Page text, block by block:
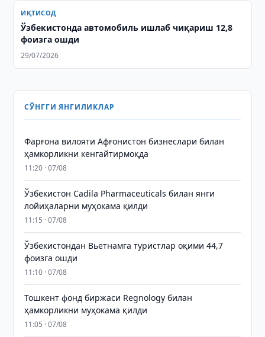
ИҚТИСОД
Ўзбекистонда автомобиль ишлаб чиқариш 12,8
фоизга ошди
29/07/2026
СЎНГГИ ЯНГИЛИКЛАР
Фарғона вилояти Афғонистон бизнеслари билан
ҳамкорликни кенгайтирмоқда
11:20 · 07/08
Ўзбекистон Cadila Pharmaceuticals билан янги
лойиҳаларни муҳокама қилди
11:15 · 07/08
Ўзбекистондан Вьетнамга туристлар оқими 44,7
фоизга ошди
11:10 · 07/08
Тошкент фонд биржаси Regnology билан
ҳамкорликни муҳокама қилди
11:05 · 07/08